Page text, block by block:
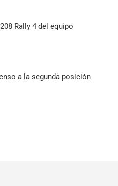
Rally 4 del equipo
a la segunda posición